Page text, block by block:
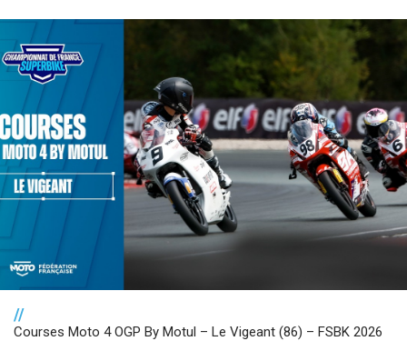
//
Courses Moto 4 OGP By Motul – Le Vigeant (86) – FSBK 2026